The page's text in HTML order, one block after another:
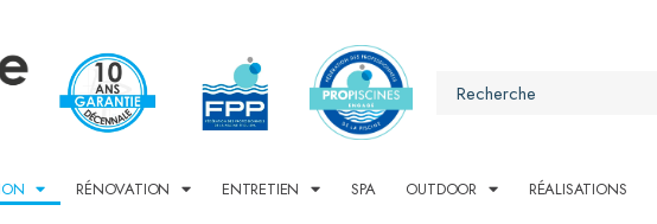
RÉNOVATION ENTRETIEN SPA OUTDOOR RÉALISATIONS